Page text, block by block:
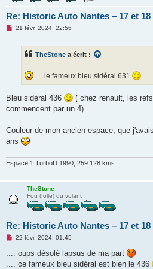
Re: Historic Auto Nantes – 17 et
M
l
u
21 févr. 2024, 22:56
TheStone a écrit :
.... le fameux bleu sidéral 631
Bleu sidéral 436
( chez renault, les
commencent par un 4).
Couleur de mon ancien espace, que
ans
Espace 1 TurboD 1990, 259.128 kms.
TheStone
Fou (folle) du volant
Re: Historic Auto Nantes – 17 et
M
a
22 févr. 2024, 01:45
.... oups désolé lapsus de ma part
.... ce fameux bleu sidéral est bien le 436